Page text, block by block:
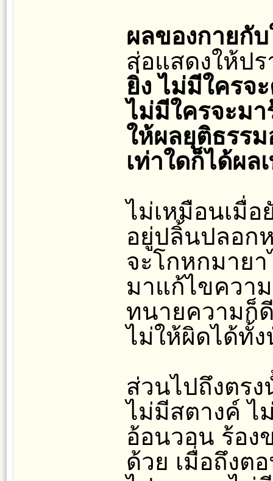
ผลของกายกั
ส่อแสดงให้ป
ยิ่ง ไม่มีใครจ
ไม่มีใครจะม
ให้ผลยุติธรร
เท่าใดก็ได้ผ
ไม่เหมือนเมื่
อยู่ปลิ้นปลอก
จะโกหกมายา
มาแก้ไขควา
ทนายความก็
ไม่ให้ผิดได้ทั้
ส่วนไปถึงตร
ไม่มีสตางค์ ไ
อ้อนวอน ร้อง
ด้วย เมื่อถึงต